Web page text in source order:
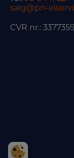
salg@pn-
CVR nr.: